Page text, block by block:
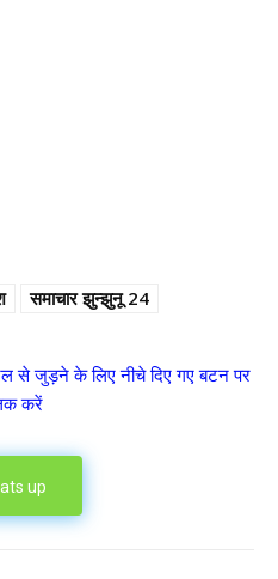
समाचार झुन्झुनू 24
से जुड़ने के लिए नीचे दिए गए बटन पर
करें
up